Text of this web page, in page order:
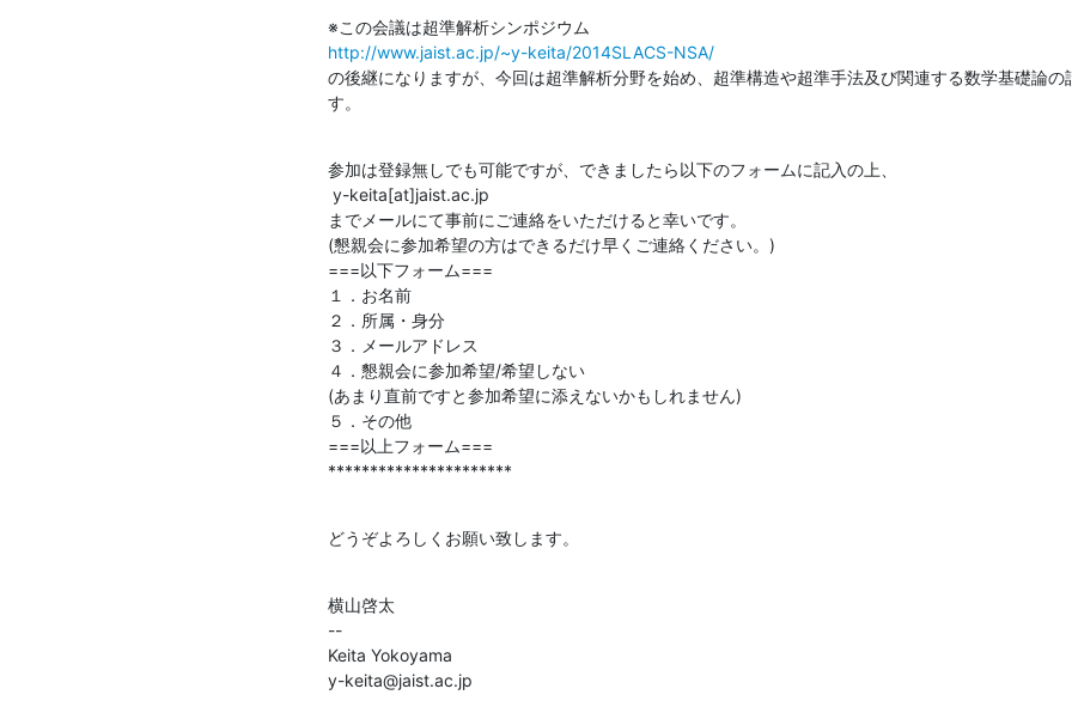
http://www.jaist.ac.jp/~y-keita/2014SLACS-NSA/
の後継になりますが、今回は超準解析分野を始め、超準構造や超準手法及び関連する数学基礎論の
す。
参加は登録無しでも可能ですが、できましたら以下のフォームに記入の上、
までメールにて事前にご連絡をいただけると幸いです。
(懇親会に参加希望の方はできるだけ早くご連絡ください。)
===以下フォーム===
１．お名前
２．所属・身分
３．メールアドレス
４．懇親会に参加希望/希望しない
(あまり直前ですと参加希望に添えないかもしれません)
５．その他
===以上フォーム===
**********************
どうぞよろしくお願い致します。
横山啓太
--
Keita Yokoyama
y-keita@jaist.ac.jp